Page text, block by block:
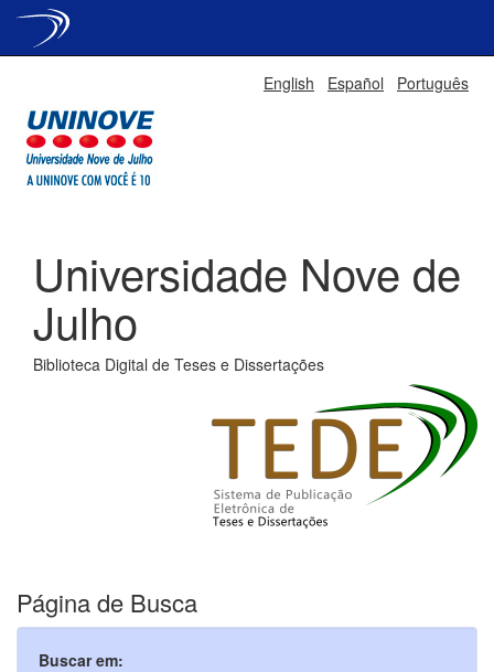
English Español Português
Universidade Nove de
Julho
Biblioteca Digital de Teses e Dissertações
Página de Busca
Buscar em: